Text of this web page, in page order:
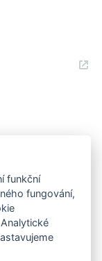
funkční
fungování,